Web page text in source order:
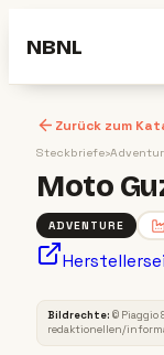
NBNL
Zurück zum
Steckbriefe›
Moto
ADVENTURE
ADVENTURE
Bildrechte: © Piaggio
redaktionellen/